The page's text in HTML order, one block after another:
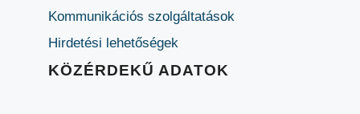
Kommunikációs szolgáltatások
Hirdetési lehetőségek
KÖZÉRDEKŰ ADATOK